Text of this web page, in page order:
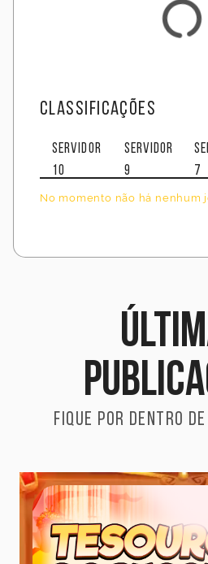
Classificações
Servidor
10
Servidor
9
7
No momento não há nenhum
Fique por dentro